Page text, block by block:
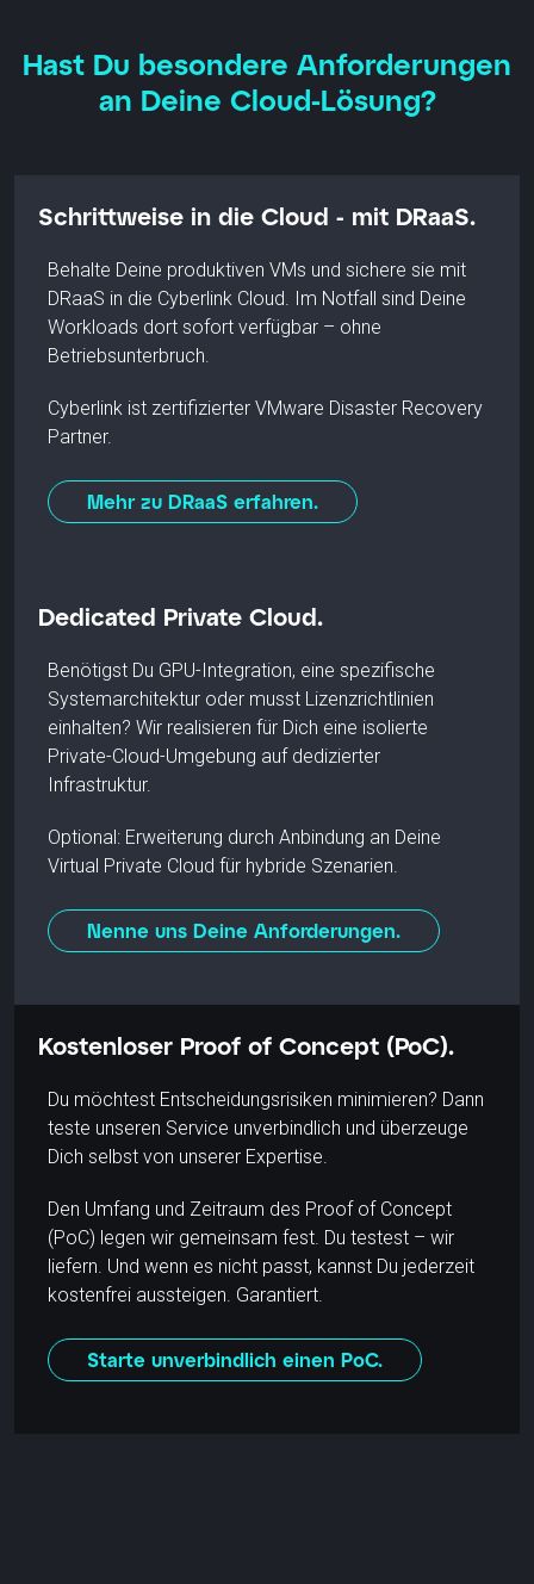
Hast Du besondere Anforderungen
an Deine Cloud-Lösung?
Schrittweise in die Cloud - mit DRaaS.
Behalte Deine produktiven VMs und sichere sie mit
DRaaS in die Cyberlink Cloud. Im Notfall sind Deine
Workloads dort sofort verfügbar – ohne
Betriebsunterbruch.
Cyberlink ist zertifizierter VMware Disaster Recovery
Partner.
Mehr zu DRaaS erfahren.
Dedicated Private Cloud.
Benötigst Du GPU-Integration, eine spezifische
Systemarchitektur oder musst Lizenzrichtlinien
einhalten? Wir realisieren für Dich eine isolierte
Private-Cloud-Umgebung auf dedizierter
Infrastruktur.
Optional: Erweiterung durch Anbindung an Deine
Virtual Private Cloud für hybride Szenarien.
Nenne uns Deine Anforderungen.
Kostenloser Proof of Concept (PoC).
Du möchtest Entscheidungsrisiken minimieren? Dann
teste unseren Service unverbindlich und überzeuge
Dich selbst von unserer Expertise.
Den Umfang und Zeitraum des Proof of Concept
(PoC) legen wir gemeinsam fest. Du testest – wir
liefern. Und wenn es nicht passt, kannst Du jederzeit
kostenfrei aussteigen. Garantiert.
Starte unverbindlich einen PoC.